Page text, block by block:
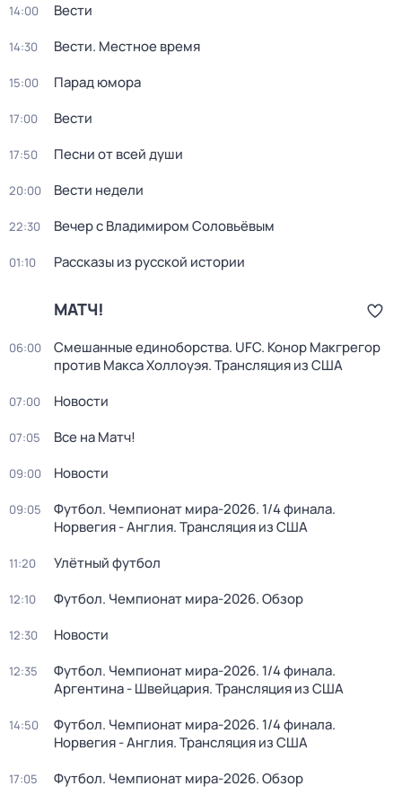
14:00 Вести
14:30 Вести. Местное время
15:00 Парад юмора
17:00 Вести
17:50 Песни от всей души
20:00 Вести недели
22:30 Вечер с Владимиром Соловьёвым
01:10 Рассказы из русской истории
МАТЧ!
06:00
Смешанные единоборства. UFC. Конор Макгрегор
против Макса Холлоуэя. Трансляция из США
07:00 Новости
07:05 Все на Матч!
09:00 Новости
09:05
Футбол. Чемпионат мира-2026. 1/4 финала.
Норвегия - Англия. Трансляция из США
11:20 Улётный футбол
12:10 Футбол. Чемпионат мира-2026. Обзор
12:30 Новости
12:35
Футбол. Чемпионат мира-2026. 1/4 финала.
Аргентина - Швейцария. Трансляция из США
14:50
Футбол. Чемпионат мира-2026. 1/4 финала.
Норвегия - Англия. Трансляция из США
17:05 Футбол. Чемпионат мира-2026. Обзор